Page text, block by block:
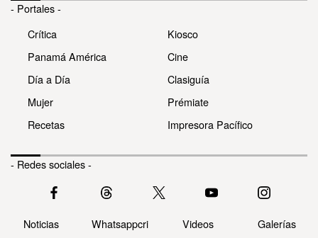
- Portales -
Crítica
Panamá América
Día a Día
Mujer
Recetas
Kiosco
Cine
Clasiguía
Prémiate
Impresora Pacífico
- Redes sociales -
Noticias Whatsappcri Videos Galerías